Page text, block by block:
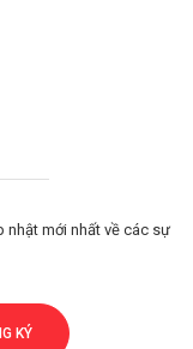
nhật mới nhất về các sự
KÝ